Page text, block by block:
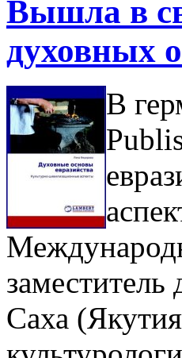
Вышла в
духовных
В
Саха